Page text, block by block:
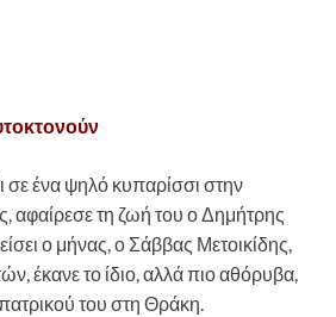
σε ένα ψηλό κυπαρίσσι στην
αφαίρεσε τη ζωή του ο Δημήτρης
ο μήνας, ο Σάββας Μετοικίδης,
έκανε το ίδιο, αλλά πιο αθόρυβα,
του στη Θράκη.